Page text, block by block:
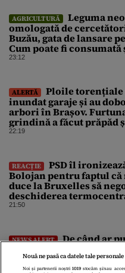
AGRICULTURĂ
Leguma
omologată de
Buzău, gata de lansare
Cum poate fi consumată
unde provine soiul
23:12
ALERTĂ
Ploile torențiale
inundat garaje și au
arbori în Brașov.
grindină a făcut prăpăd
Bihor
22:19
REACȚIE
PSD îl
Bolojan pentru faptul că
duce la Bruxelles să
deschiderea
„Pentru că a dat afară
21:50
NEWS ALERT
De când ar
Cum va decurge reluarea
platformei E-Terra
Nouă ne pasă ca datele tale
Noi și partenerii noștri1019 stocăm și/sau